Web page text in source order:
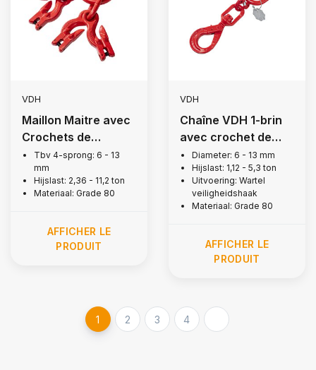
VDH
Maillon Maitre avec
Crochets de
Raccourcissement |
4-brin, Grade 80
Tbv 4-sprong: 6 - 13
mm
Hijslast: 2,36 - 11,2 ton
Materiaal: Grade 80
AFFICHER LE
PRODUIT
VDH
Chaîne VDH 1-brin
avec crochet de
levage pivotant
avec verrou de
sécurité, Grade 80
Diameter: 6 - 13 mm
Hijslast: 1,12 - 5,3 ton
Uitvoering: Wartel
veiligheidshaak
Materiaal: Grade 80
AFFICHER LE
PRODUIT
1 2 3 4